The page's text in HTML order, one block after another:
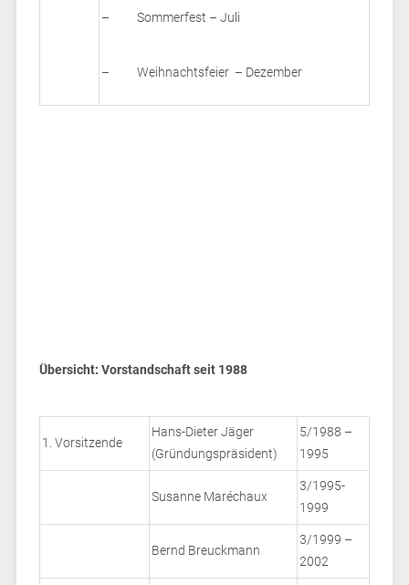
– Sommerfest – Juli
– Weihnachtsfeier – Dezember
Übersicht: Vorstandschaft seit 1988
1. Vorsitzende
Hans-Dieter Jäger
(Gründungspräsident)
5/1988 –
1995
Susanne Maréchaux
3/1995-
1999
Bernd Breuckmann
3/1999 –
2002